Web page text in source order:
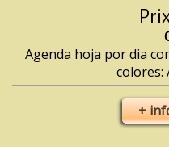
Agenda hoja por dia
colores:
+